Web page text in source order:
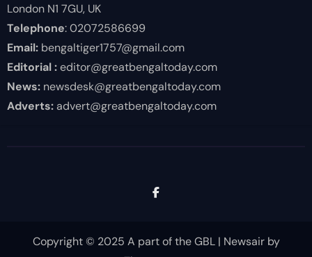
London N1 7GU, UK
Telephone: 02072586699
Email:bengaltiger1757@gmail.com
Editorial :editor@greatbengaltoday.com
News:newsdesk@greatbengaltoday.com
Adverts:advert@greatbengaltoday.com
Copyright © 2025 A part of the GBL | Newsairby